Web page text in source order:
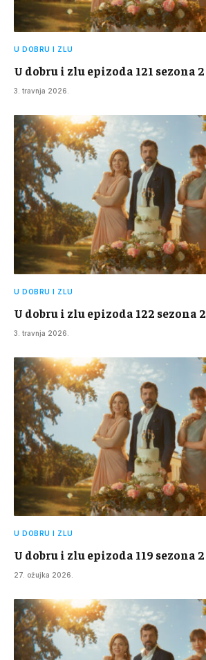
U DOBRU I ZLU
U dobru i zlu epizoda 121 sezona 2
3. travnja 2026.
U DOBRU I ZLU
U dobru i zlu epizoda 122 sezona 2
3. travnja 2026.
U DOBRU I ZLU
U dobru i zlu epizoda 119 sezona 2
27. ožujka 2026.